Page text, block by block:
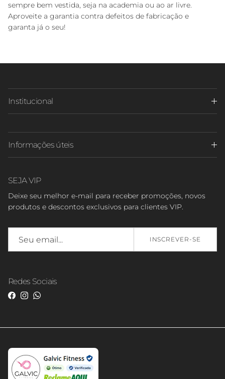
sempre bem vestida, seja na academia ou ao ar livre.
Aproveite a garantia contra defeitos de fabricação e
garanta já o seu!
Institucional
Informações úteis
SEJA VIP
Deixe seu melhor e-mail para receber promoções, novos
produtos e descontos exclusivos para clientes VIP.
INSCREVER-SE
Redes Sociais
Facebook
Instagram
WhatsApp